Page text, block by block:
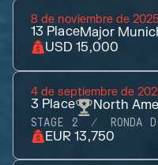
8 de noviembre de 2025
13 PlaceMajor
USD 15,000
4 de septiembre de
3 Place North
STAGE 2 RONDA
EUR 13,750